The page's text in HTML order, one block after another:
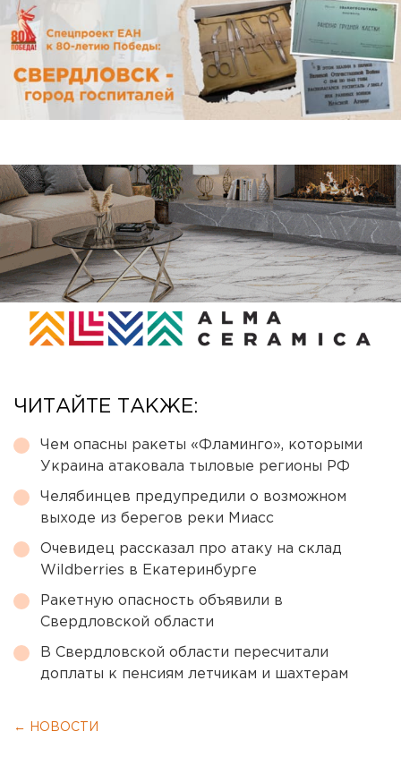
ЧИТАЙТЕ ТАКЖЕ:
Чем опасны ракеты «Фламинго», которыми
Украина атаковала тыловые регионы РФ
Челябинцев предупредили о возможном
выходе из берегов реки Миасс
Очевидец рассказал про атаку на склад
Wildberries в Екатеринбурге
Ракетную опасность объявили в
Свердловской области
В Свердловской области пересчитали
доплаты к пенсиям летчикам и шахтерам
← НОВОСТИ